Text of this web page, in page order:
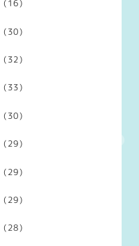
(16)
(30)
(32)
(33)
(30)
(29)
(29)
(29)
(28)